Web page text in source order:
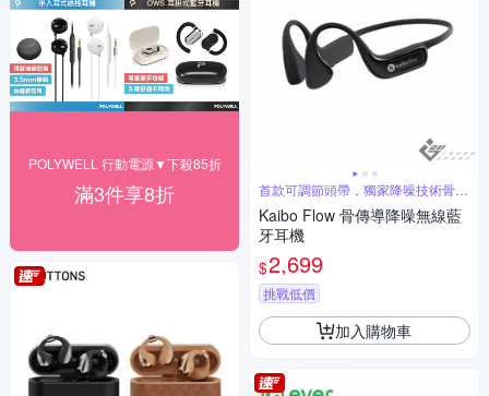
POLYWELL 行動電源▼下殺85折
滿3件享8折 首款可調節頭帶，獨家降噪技術骨傳
導
Kaibo Flow 骨傳導降噪無線藍
牙耳機
$2,699
挑戰低價
加入購物車